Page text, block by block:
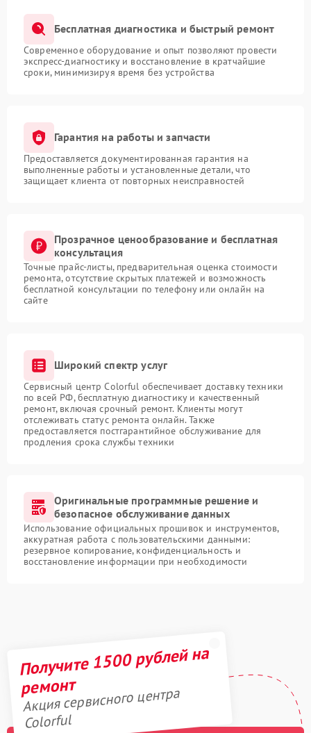
Бесплатная диагностика и быстрый ремонт
Современное оборудование и опыт позволяют провести
экспресс-диагностику и восстановление в кратчайшие
сроки, минимизируя время без устройства
Гарантия на работы и запчасти
Предоставляется документированная гарантия на
выполненные работы и установленные детали, что
защищает клиента от повторных неисправностей
Прозрачное ценообразование и бесплатная
консультация
Точные прайс-листы, предварительная оценка стоимости
ремонта, отсутствие скрытых платежей и возможность
бесплатной консультации по телефону или онлайн на
сайте
Широкий спектр услуг
Сервисный центр Colorful обеспечивает доставку техники
по всей РФ, бесплатную диагностику и качественный
ремонт, включая срочный ремонт. Клиенты могут
отслеживать статус ремонта онлайн. Также
предоставляется постгарантийное обслуживание для
продления срока службы техники
Оригинальные программные решение и
безопасное обслуживание данных
Использование официальных прошивок и инструментов,
аккуратная работа с пользовательскими данными:
резервное копирование, конфиденциальность и
восстановление информации при необходимости
Получите 1500 рублей на
ремонт
Акция сервисного центра
Colorful